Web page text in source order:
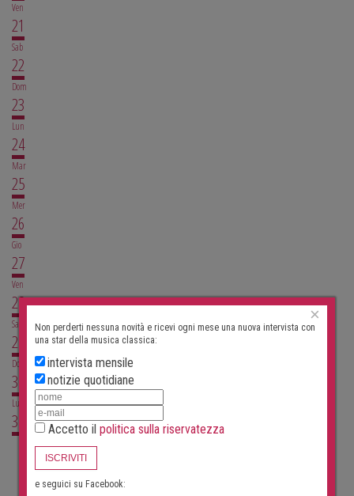
Ven
21
Sab
22
Dom
23
Lun
24
Mar
25
Mer
26
Gio
27
Ven
28
Sab
29
Dom
30
Lun
31
×
Non perderti nessuna novità e ricevi ogni mese una nuova intervista con
una star della musica classica:
intervista mensile
notizie quotidiane
Accetto il politica sulla riservatezza
ISCRIVITI
e seguici su Facebook: